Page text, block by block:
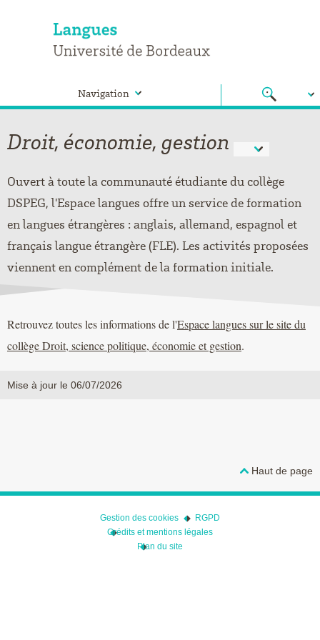
Navigation
Droit, économie, gestion
Ouvert à toute la communauté étudiante du collège
DSPEG, l'Espace langues offre un service de formation
en langues étrangères : anglais, allemand, espagnol et
français langue étrangère (FLE). Les activités proposées
viennent en complément de la formation initiale.
Retrouvez toutes les informations de l'Espace langues sur le site du
collège Droit, science politique, économie et gestion.
Mise à jour le 06/07/2026
Haut de page
Gestion des cookies
RGPD
Crédits et mentions légales
Plan du site